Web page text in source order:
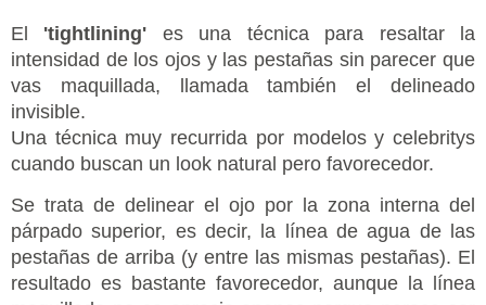
El 'tightlining' es una técnica para resaltar la
intensidad de los ojos y las pestañas sin parecer que
vas maquillada, llamada también el delineado
invisible.
Una técnica muy recurrida por modelos y celebritys
cuando buscan un look natural pero favorecedor.
Se trata de delinear el ojo por la zona interna del
párpado superior, es decir, la línea de agua de las
pestañas de arriba (y entre las mismas pestañas). El
resultado es bastante favorecedor, aunque la línea